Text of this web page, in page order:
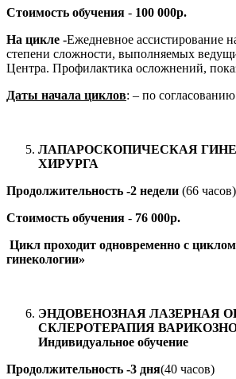
Стоимость обучения - 100 000р.
На цикле -Ежедневное ассистирование
степени сложности, выполняемых
Центра. Профилактика осложнений,
Даты начала циклов: – по согласованию
ЛАПАРОСКОПИЧЕСКАЯ
ХИРУРГА
Продолжительность -2 недели (66 часов)
Стоимость обучения - 76 000р.
Цикл проходит одновременно с
гинекологии»
ЭНДОВЕНОЗНАЯ ЛАЗЕРНАЯ
СКЛЕРОТЕРАПИЯ
Индивидуальное обучение
Продолжительность -3 дня(40 часов)